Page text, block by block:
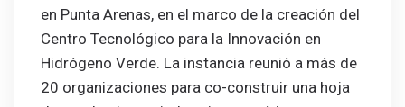
en Punta Arenas, en el marco de la creación del
Centro Tecnológico para la Innovación en
Hidrógeno Verde. La instancia reunió a más de
20 organizaciones para co-construir una hoja